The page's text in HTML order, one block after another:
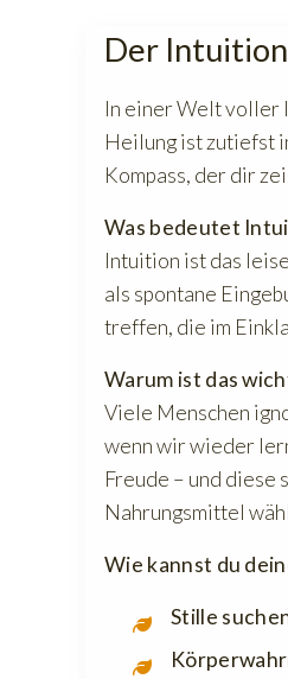
Der
In einer Welt voller
Heilung ist zutiefst
Kompass, der dir
Was bedeutet
Intuition ist das
als spontane
treffen, die im
Warum ist das
Viele Menschen
wenn wir wieder
Freude – und
Nahrungsmittel
Wie kannst du
Stille